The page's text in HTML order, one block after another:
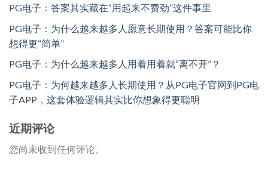
PG电子：答案其实藏在“用起来不费劲”这件事里
PG电子：为什么越来越多人愿意长期使用？答案可能比你
想得更“简单”
PG电子：为什么越来越多人用着用着就“离不开”？
PG电子：为何越来越多人长期使用？从PG电子官网到PG电
子APP，这套体验逻辑其实比你想象得更聪明
近期评论
您尚未收到任何评论。